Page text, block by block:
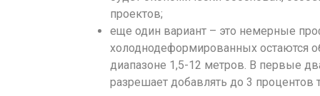
проектов;
еще один вариант – это немерные
холоднодеформированных остаются
диапазоне 1,5-12 метров. В первые
разрешает добавлять до 3 процентов